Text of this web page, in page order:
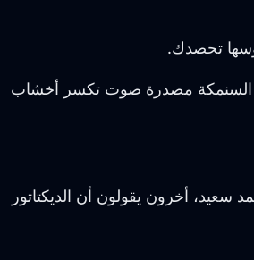
تحصدك.
السنمكة مصدرة صوت تكسر أخشاب
أخرون يقولون أن الديكتاتور